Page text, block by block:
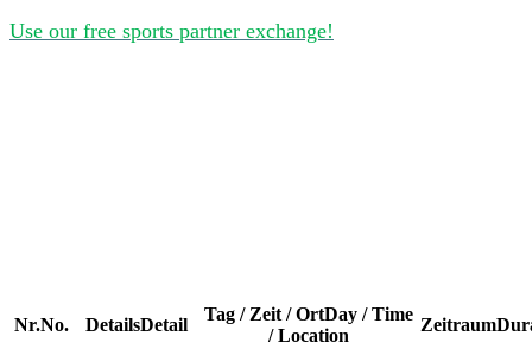
Use our free sports partner exchange!
Nr.No. DetailsDetail
Tag / Zeit / OrtDay / Time
/ Location
Zeitraum